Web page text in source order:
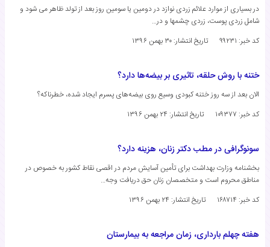
در بسیاری از موارد علائم زردی نوازد در دومین یا سومین روز بعد از تولد ظاهر می شود و
شامل زردی پوست، زردی چشمها و در…
کد خبر: ۹۹۲۳۱
تاریخ انتشار: ۳۰ بهمن ۱۳۹۶
ختنه با روش حلقه، تاثیری بر بیضه‌ها دارد؟
الان بعد از سه روز ختنه کبودی وسیع روی بیضه‌های پسرم ایجاد شده، خطرناکه؟
کد خبر: ۱۰۹۳۷۷
تاریخ انتشار: ۲۴ بهمن ۱۳۹۶
سونوگرافی در مطب دکتر زنان، هزینه دارد؟
بخشنامه وزارت بهداشت برای تأمین آسایش مردم در اقصی نقاط کشور به خصوص در
مناطق محروم است و متخصصان زنان حق دریافت وجه…
کد خبر: ۱۶۸۷۱۴
تاریخ انتشار: ۲۴ بهمن ۱۳۹۶
هفته چهلم بارداری، زمان مراجعه به بیمارستان